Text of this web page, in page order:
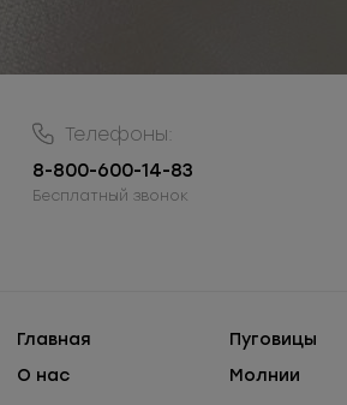
Телефоны:
8-800-600-14-83
Бесплатный звонок
Главная
О нас
Пуговицы
Молнии